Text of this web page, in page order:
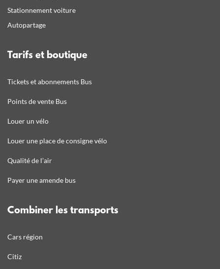
Stationnement voiture
Autopartage
Tarifs et boutique
Tickets et abonnements Bus
Points de vente Bus
Louer un vélo
Louer une place de consigne vélo
Qualité de l’air
Payer une amende bus
Combiner les transports
Cars région
Citiz